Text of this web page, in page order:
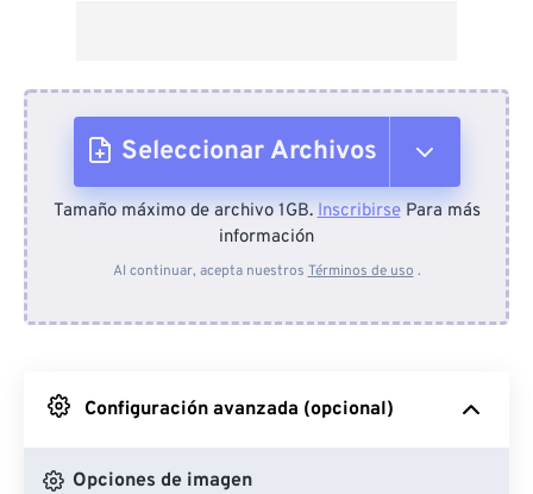
Seleccionar Archivos
Desde el dispositivo
Desde Google Drive
Desde OneDrive
Tamaño máximo de archivo 1GB.InscribirsePara más
información
Al continuar, acepta nuestros Términos de uso .
Configuración avanzada (opcional)
Opciones de imagen